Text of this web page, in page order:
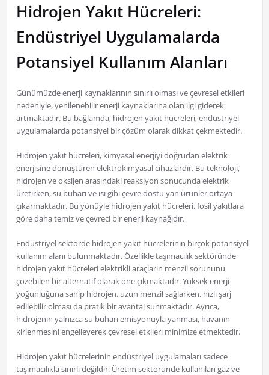
Hidrojen Yakıt Hücreleri:
Endüstriyel Uygulamalarda
Potansiyel Kullanım Alanları
Günümüzde enerji kaynaklarının sınırlı olması ve çevresel etkileri
nedeniyle, yenilenebilir enerji kaynaklarına olan ilgi giderek
artmaktadır. Bu bağlamda, hidrojen yakıt hücreleri, endüstriyel
uygulamalarda potansiyel bir çözüm olarak dikkat çekmektedir.
Hidrojen yakıt hücreleri, kimyasal enerjiyi doğrudan elektrik
enerjisine dönüştüren elektrokimyasal cihazlardır. Bu teknoloji,
hidrojen ve oksijen arasındaki reaksiyon sonucunda elektrik
üretirken, su buharı ve ısı gibi çevre dostu yan ürünler ortaya
çıkarmaktadır. Bu yönüyle hidrojen yakıt hücreleri, fosil yakıtlara
göre daha temiz ve çevreci bir enerji kaynağıdır.
Endüstriyel sektörde hidrojen yakıt hücrelerinin birçok potansiyel
kullanım alanı bulunmaktadır. Özellikle taşımacılık sektöründe,
hidrojen yakıt hücreleri elektrikli araçların menzil sorununu
çözebilen bir alternatif olarak öne çıkmaktadır. Yüksek enerji
yoğunluğuna sahip hidrojen, uzun menzil sağlarken, hızlı şarj
edilebilir olması da pratik bir avantaj sunmaktadır. Ayrıca,
hidrojenin yalnızca su buharı emisyonuyla yanması, havanın
kirlenmesini engelleyerek çevresel etkileri minimize etmektedir.
Hidrojen yakıt hücrelerinin endüstriyel uygulamaları sadece
taşımacılıkla sınırlı değildir. Üretim sektöründe kullanılan gaz ve